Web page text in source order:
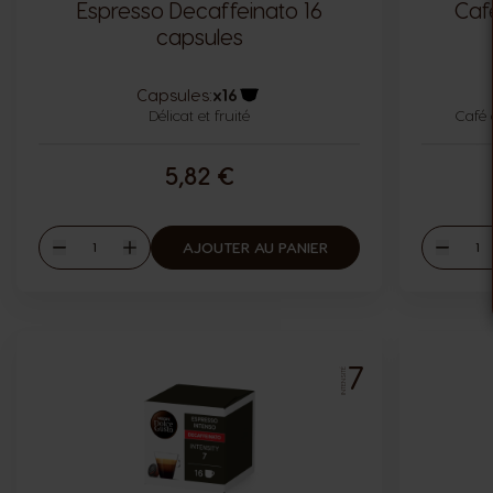
Espresso Decaffeinato 16
capsules
Capsules:x16
Icône capsules
Délicat et fruité
5,82 €
Diminuer
Quantité
Augmenter
AJOUTER AU PANIER
Café
INTENSITÉ7